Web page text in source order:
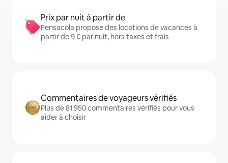
Prix par nuit à partir de
Pensacola propose des locations de vacances à
partir de 9 € par nuit, hors taxes et frais
Commentaires de voyageurs vérifiés
Plus de 81 950 commentaires vérifiés pour vous
aider à choisir